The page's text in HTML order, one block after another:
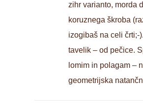
zihr varianto, morda
koruznega škroba
izogibaš na celi črti;-
tavelik – od pečice.
lomim in polagam –
geometrijska